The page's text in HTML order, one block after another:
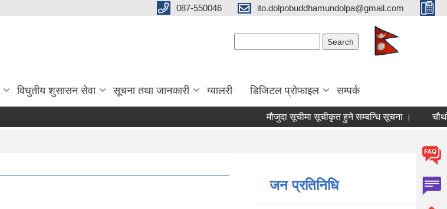
087-550046 ito.dolpobuddhamundolpa@gmail.com
विधुतीय शुसासन सेवा सूचना तथा जानकारी ग्यालरी डिजिटल प्रोफाइल सम्पर्क
मौजुदा सूचीमा सूचीकृत हुने सम्बन्धि सूचना । चौथो
जन प्रतिनिधि